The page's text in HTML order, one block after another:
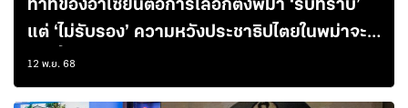
ท่าทีของอาเซียนต่อการเลือกตั้งพม่า ‘รับทราบ’
แต่ ‘ไม่รับรอง’ ความหวังประชาธิปไตยในพม่าจะ
เกิดขึ้นได้อย่างไร
12 พ.ย. 68